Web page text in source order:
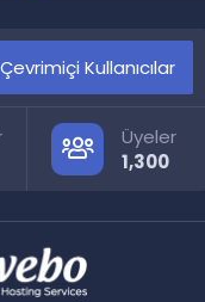
Çevrimiçi Kullanıcılar
Üyeler
1,300